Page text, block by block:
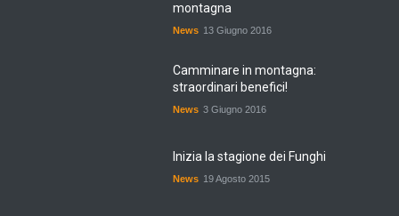
montagna
News 13 Giugno 2016
Camminare in montagna:
straordinari benefici!
News 3 Giugno 2016
Inizia la stagione dei Funghi
News 19 Agosto 2015